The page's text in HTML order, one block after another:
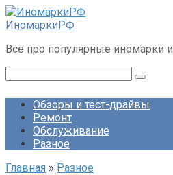
Перейти
к
ИномаркиРФ
Все про популярные иномарки
Обзоры и тест-драйвы
Ремонт
Обслуживание
Разное
Главная » Разное